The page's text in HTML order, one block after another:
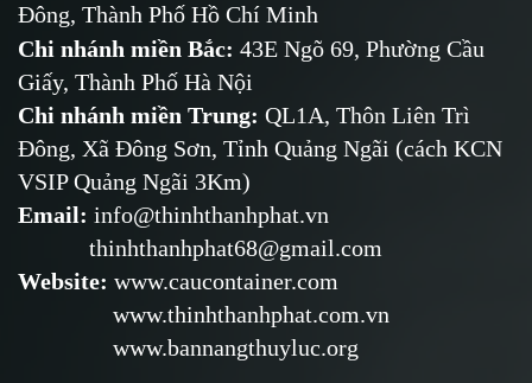
Đông, Thành Phố Hồ Chí Minh
Chi nhánh miền Bắc: 43E Ngõ 69, Phường Cầu
Giấy, Thành Phố Hà Nội
Chi nhánh miền Trung: QL1A, Thôn Liên Trì
Đông, Xã Đông Sơn, Tỉnh Quảng Ngãi (cách KCN
VSIP Quảng Ngãi 3Km)
Email: info@thinhthanhphat.vn
thinhthanhphat68@gmail.com
Website: www.caucontainer.com
www.thinhthanhphat.com.vn
www.bannangthuyluc.org